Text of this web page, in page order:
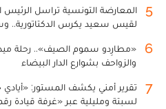
5
المعارضة التونسية تراسل الرئيس
لقيس سعيد يكرس الدكتاتورية..
6
«مطارِدو سموم الصيف».. رحلة
والزواحف بشوارع الدار البيضاء
7
تقرير أمني يكشف المستور: «أيادي
لسبتة ومليلية عبر «غرفة قيادة